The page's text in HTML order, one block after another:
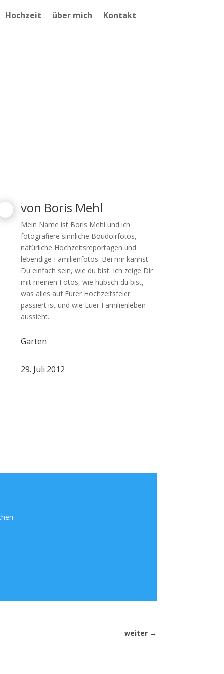
Hochzeit über mich Kontakt
von Boris Mehl
Mein Name ist Boris Mehl und ich
fotografiere sinnliche Boudoirfotos,
natürliche Hochzeitsreportagen und
lebendige Familienfotos. Bei mir kannst
Du einfach sein, wie du bist. Ich zeige Dir
mit meinen Fotos, wie hübsch du bist,
was alles auf Eurer Hochzeitsfeier
passiert ist und wie Euer Familienleben
aussieht.
Garten
29. Juli 2012
weiter→